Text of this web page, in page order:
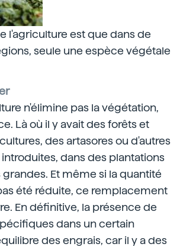
l'agriculture est que dans de
seule une espèce végétale
n'élimine pas la végétation,
Là où il y avait des forêts et
des artasores ou d'autres
dans des plantations
Et même si la quantité
été réduite, ce remplacement
En définitive, la présence de
dans un certain
des engrais, car il y a des